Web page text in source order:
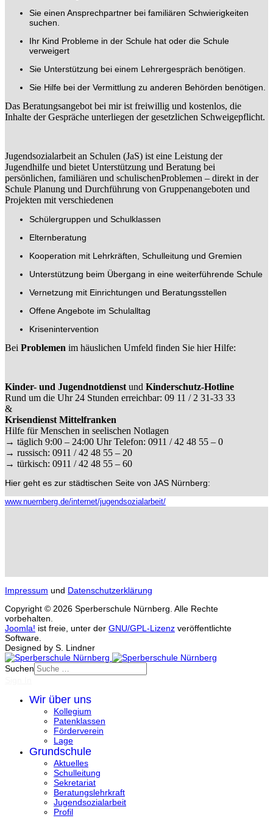
Sie einen Ansprechpartner bei familiären Schwierigkeiten
suchen.
Ihr Kind Probleme in der Schule hat oder die Schule
verweigert
Sie Unterstützung bei einem Lehrergespräch benötigen.
Sie Hilfe bei der Vermittlung zu anderen Behörden benötigen.
Das Beratungsangebot bei mir ist freiwillig und kostenlos, die
Inhalte der Gespräche unterliegen der gesetzlichen Schweigepflicht.
Jugendsozialarbeit an Schulen (JaS) ist eine Leistung der
Jugendhilfe und bietet Unterstützung und Beratung bei
persönlichen, familiären und schulischenProblemen – direkt in der
Schule Planung und Durchführung von Gruppenangeboten und
Projekten mit verschiedenen
Schülergruppen und Schulklassen
Elternberatung
Kooperation mit Lehrkräften, Schulleitung und Gremien
Unterstützung beim Übergang in eine weiterführende Schule
Vernetzung mit Einrichtungen und Beratungsstellen
Offene Angebote im Schulalltag
Krisenintervention
Bei Problemen im häuslichen Umfeld finden Sie hier Hilfe:
Kinder- und Jugendnotdienst und Kinderschutz-Hotline
Rund um die Uhr 24 Stunden erreichbar: 09 11 / 2 31-33 33
&
Krisendienst Mittelfranken
Hilfe für Menschen in seelischen Notlagen
→ täglich 9:00 – 24:00 Uhr Telefon: 0911 / 42 48 55 – 0
→ russisch: 0911 / 42 48 55 – 20
→ türkisch: 0911 / 42 48 55 – 60
Hier geht es zur städtischen Seite von JAS Nürnberg:
www.nuernberg.de/internet/jugendsozialarbeit/
Impressum und Datenschutzerklärung
Copyright © 2026 Sperberschule Nürnberg. Alle Rechte
vorbehalten.
Joomla! ist freie, unter der GNU/GPL-Lizenz veröffentlichte
Software.
Designed by S. Lindner
Suchen
Wir über uns
Kollegium
Patenklassen
Förderverein
Lage
Grundschule
Aktuelles
Schulleitung
Sekretariat
Beratungslehrkraft
Jugendsozialarbeit
Profil